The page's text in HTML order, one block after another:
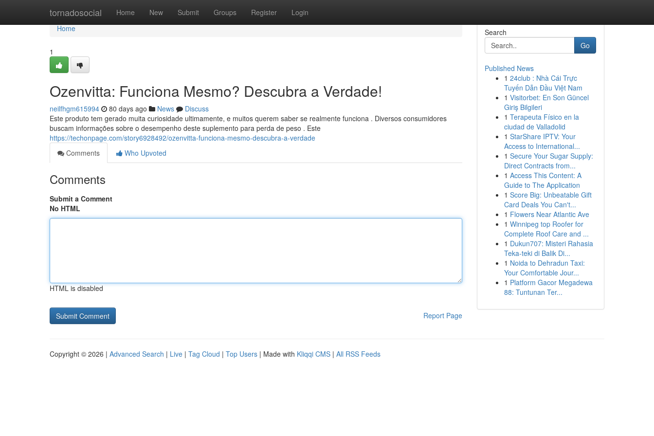
tornadosocial Home New Submit Groups Register Login
Home
Home
1
Ozenvitta: Funciona Mesmo? Descubra a Verdade!
neilfhgm615994 80 days ago News
Discuss
Este produto tem gerado muita curiosidade ultimamente, e muitos querem saber se realmente funciona . Diversos consumidores
buscam informações sobre o desempenho deste suplemento para perda de peso . Este
https://techonpage.com/story6928492/ozenvitta-funciona-mesmo-descubra-a-verdade
Comments
Who Upvoted
Comments
Submit a Comment
No HTML
HTML is disabled
Report Page
Search
Go
Published News
1 24club : Nhà Cái Trực
Tuyến Dẫn Đầu Việt Nam
1 Visitorbet: En Son Güncel
Giriş Bilgileri
1 Terapeuta Físico en la
ciudad de Valladolid
1 StarShare IPTV: Your
Access to International...
1 Secure Your Sugar Supply:
Direct Contracts from...
1 Access This Content: A
Guide to The Application
1 Score Big: Unbeatable Gift
Card Deals You Can't...
1 Flowers Near Atlantic Ave
1 Winnipeg top Roofer for
Complete Roof Care and ...
1 Dukun707: Misteri Rahasia
Teka-teki di Balik Di...
1 Noida to Dehradun Taxi:
Your Comfortable Jour...
1 Platform Gacor Megadewa
88: Tuntunan Ter...
Copyright © 2026 | Advanced Search | Live | Tag Cloud | Top Users | Made with Kliqqi CMS | All RSS Feeds